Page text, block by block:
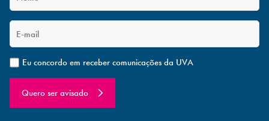
Eu concordo em receber comunicações da UVA
Quero ser avisado